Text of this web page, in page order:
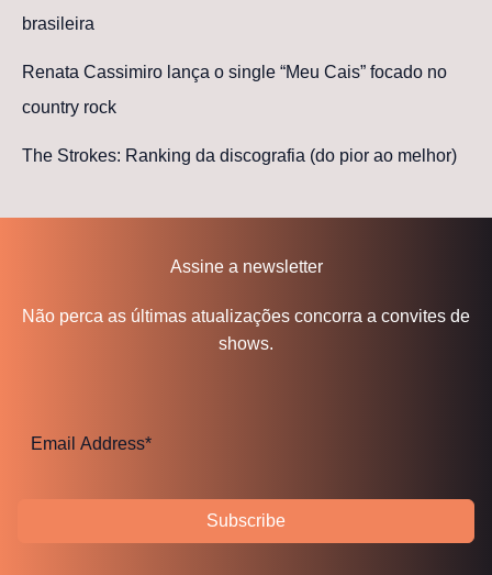
brasileira
Renata Cassimiro lança o single “Meu Cais” focado no
country rock
The Strokes: Ranking da discografia (do pior ao melhor)
Assine a newsletter
Não perca as últimas atualizações concorra a convites de
shows.
Subscribe